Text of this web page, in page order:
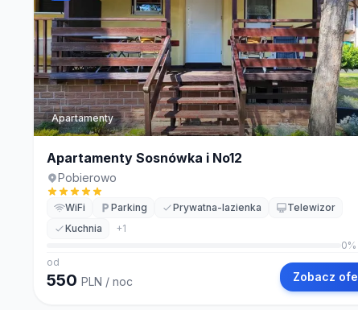
Apartamenty
Apartamenty Sosnówka i No12
Pobierowo
WiFi Parking Prywatna-lazienka
Telewizor
Kuchnia
+1
0
od
550 PLN / noc Zobacz